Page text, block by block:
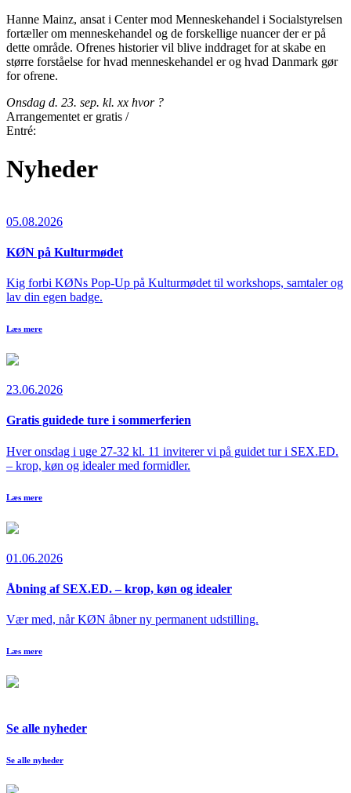
Hanne Mainz, ansat i Center mod Menneskehandel i Socialstyrelsen
fortæller om menneskehandel og de forskellige nuancer der er på
dette område. Ofrenes historier vil blive inddraget for at skabe en
større forståelse for hvad menneskehandel er og hvad Danmark gør
for ofrene.
Onsdag d. 23. sep. kl. xx hvor ?
Arrangementet er gratis /
Entré:
Nyheder
05.08.2026
KØN på Kulturmødet
Kig forbi KØNs Pop-Up på Kulturmødet til workshops, samtaler og
lav din egen badge.
Læs mere
23.06.2026
Gratis guidede ture i sommerferien
Hver onsdag i uge 27-32 kl. 11 inviterer vi på guidet tur i SEX.ED.
– krop, køn og idealer med formidler.
Læs mere
01.06.2026
Åbning af SEX.ED. – krop, køn og idealer
Vær med, når KØN åbner ny permanent udstilling.
Læs mere
Se alle nyheder
Se alle nyheder